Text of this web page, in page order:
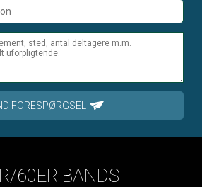
FORESPØRGSEL
60ER BANDS